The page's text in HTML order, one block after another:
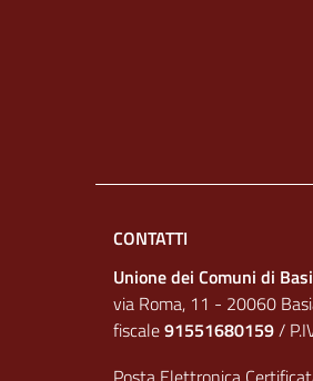
CONTATTI
Unione dei Comuni di
via Roma, 11 - 20060
fiscale91551680159/